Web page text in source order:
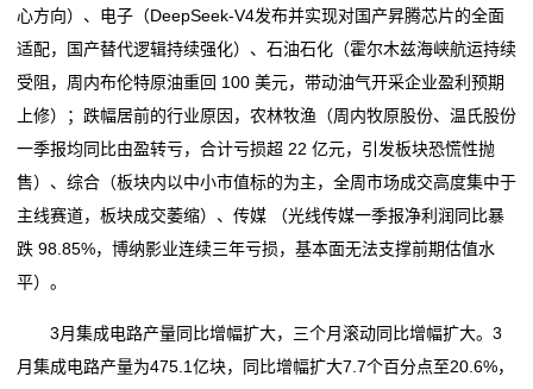
心方向）、电子（DeepSeek-V4发布并实现对国产昇腾芯片的全面
适配，国产替代逻辑持续强化）、石油石化（霍尔木兹海峡航运持续
受阻，周内布伦特原油重回 100 美元，带动油气开采企业盈利预期
上修）；跌幅居前的行业原因，农林牧渔（周内牧原股份、温氏股份
一季报均同比由盈转亏，合计亏损超 22 亿元，引发板块恐慌性抛
售）、综合（板块内以中小市值标的为主，全周市场成交高度集中于
主线赛道，板块成交萎缩）、传媒 （光线传媒一季报净利润同比暴
跌 98.85%，博纳影业连续三年亏损，基本面无法支撑前期估值水
平）。
3月集成电路产量同比增幅扩大，三个月滚动同比增幅扩大。3
月集成电路产量为475.1亿块，同比增幅扩大7.7个百分点至20.6%，